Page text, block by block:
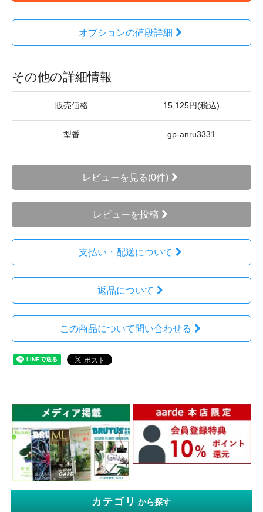
オプションの値段詳細
その他の詳細情報
販売価格 15,125円(税込)
型番 gp-anru3331
レビューを見る(0件)
レビューを投稿
支払い・配送について
返品について
この商品について問い合わせる
カテゴリ から探す